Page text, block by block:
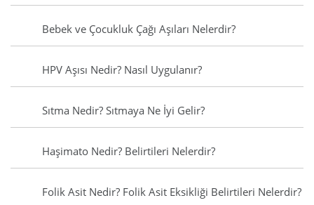
Bebek ve Çocukluk Çağı Aşıları Nelerdir?
HPV Aşısı Nedir? Nasıl Uygulanır?
Sıtma Nedir? Sıtmaya Ne İyi Gelir?
Haşimato Nedir? Belirtileri Nelerdir?
Folik Asit Nedir? Folik Asit Eksikliği Belirtileri Nelerdir?